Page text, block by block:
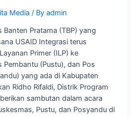
Media / Byadmin
Banten Pratama (TBP) yang
USAID Integrasi terus
Primer (ILP) ke
Pembantu (Pustu), dan Pos
yang ada di Kabupaten
Ridho Rifaldi, Distrik Program
sambutan dalam acara
Pustu, dan Posyandu di